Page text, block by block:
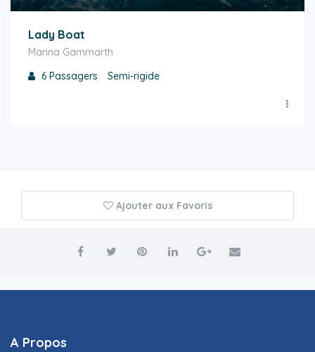
Lady Boat
Marina Gammarth
6 Passagers Semi-rigide
Ajouter aux Favoris
A Propos